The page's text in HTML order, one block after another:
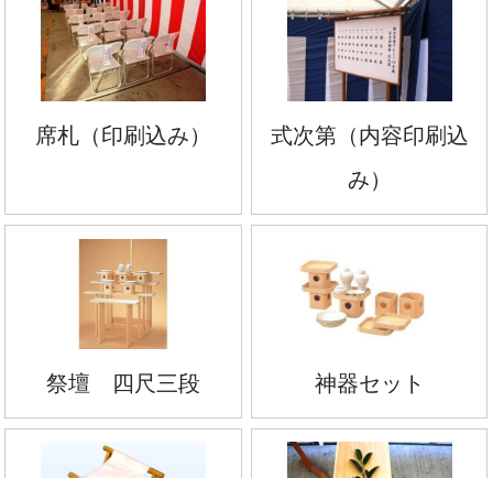
席札（印刷込み）
式次第（内容印刷込
み）
祭壇 四尺三段 神器セット